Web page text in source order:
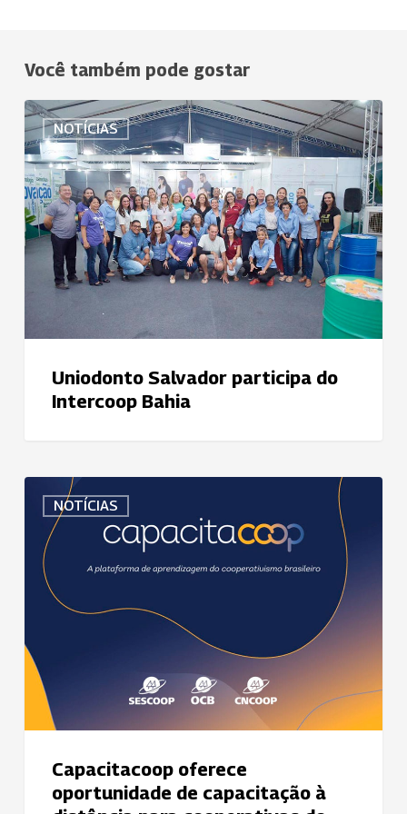
Você também pode gostar
NOTÍCIAS
Uniodonto
Salvador
participa
do
Intercoop
Bahia
Uniodonto Salvador participa do
Intercoop Bahia
NOTÍCIAS
Capacitacoop
oferece
oportunidade
capacitação
para
cooperativas
Sistema
Capacitacoop oferece
oportunidade de capacitação à